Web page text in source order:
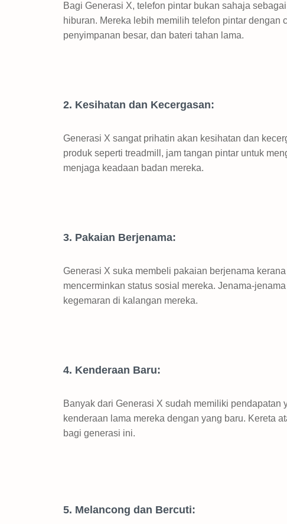
Bagi Generasi X, telefon pintar bukan sahaja
hiburan. Mereka lebih memilih telefon pintar
penyimpanan besar, dan bateri tahan lama.
2. Kesihatan dan Kecergasan:
Generasi X sangat prihatin akan kesihatan dan
produk seperti treadmill, jam tangan pintar untuk
menjaga keadaan badan mereka.
3. Pakaian Berjenama:
Generasi X suka membeli pakaian berjenama
mencerminkan status sosial mereka. Jenama-
kegemaran di kalangan mereka.
4. Kenderaan Baru:
Banyak dari Generasi X sudah memiliki
kenderaan lama mereka dengan yang baru. Kereta
bagi generasi ini.
5. Melancong dan Bercuti: